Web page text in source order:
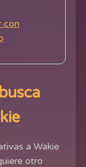
con
a Wakie
otro